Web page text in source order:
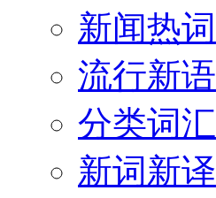
新闻热词
流行新语
分类词汇
新词新译